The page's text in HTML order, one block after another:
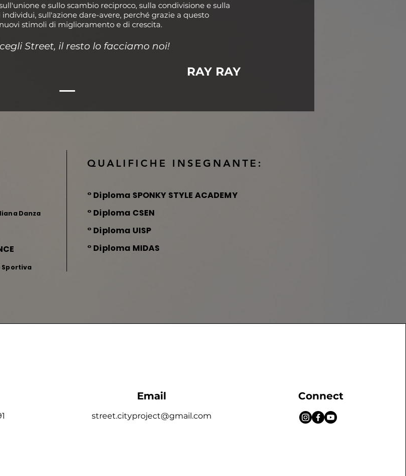
e sullo scambio reciproco, sulla condivisione e sulla
sull'azione dare-avere, perché grazie a questo
stimoli di miglioramento e di crescita.
Street, il resto lo facciamo noi!
RAY RAY
QUALIFICHE INSEGNANTE:
Danza
Sportiva
° Diploma SPONKY STYLE ACADEMY
° Diploma CSEN
° Diploma UISP
° Diploma MIDAS
Email
street.cityproject@gmail.com
Connect